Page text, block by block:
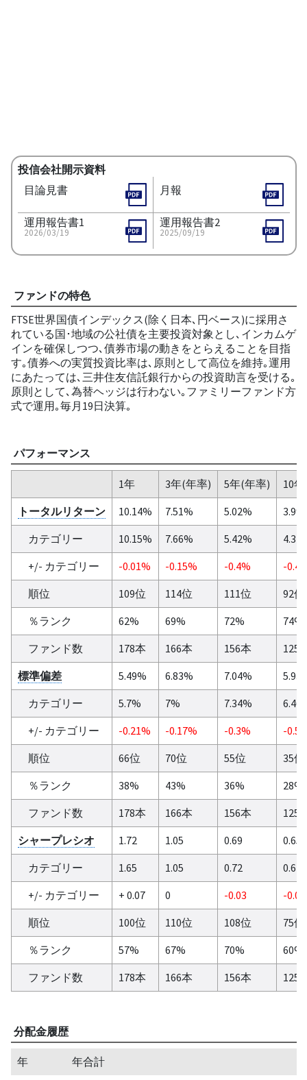
投信会社開示資料
目論見書
月報
運用報告書1
2026/03/19
運用報告書2
2025/09/19
ファンドの特色
FTSE世界国債インデックス(除く日本､円ベース)に採用さ
れている国･地域の公社債を主要投資対象とし､インカムゲ
インを確保しつつ､債券市場の動きをとらえることを目指
す｡債券への実質投資比率は､原則として高位を維持｡運用
にあたっては､三井住友信託銀行からの投資助言を受ける｡
原則として､為替ヘッジは行わない｡ファミリーファンド方
式で運用｡毎月19日決算｡
パフォーマンス
1年 3年(年率) 5年(年率)
10
トータルリターン
10.14% 7.51% 5.02%
3.9%
カテゴリー
10.15% 7.66% 5.42%
+/- カテゴリー
-0.01% -0.15% -0.4%
-
順位
109位 114位 111位
92位
％ランク
62% 69% 72%
74%
ファンド数
178本 166本 156本
125
標準偏差
5.49% 6.83% 7.04%
カテゴリー
5.7% 7% 7.34%
+/- カテゴリー
-0.21% -0.17% -0.3%
-
順位
66位 70位 55位
35位
％ランク
38% 43% 36%
28%
ファンド数
178本 166本 156本
125
シャープレシオ
1.72 1.05 0.69
0.65
カテゴリー
1.65 1.05 0.72
0.67
+/- カテゴリー
+ 0.07 0 -0.03
-0.02
順位
100位 110位 108位
75位
％ランク
57% 67% 70%
60%
ファンド数
178本 166本 156本 125
分配金履歴
年
年合計